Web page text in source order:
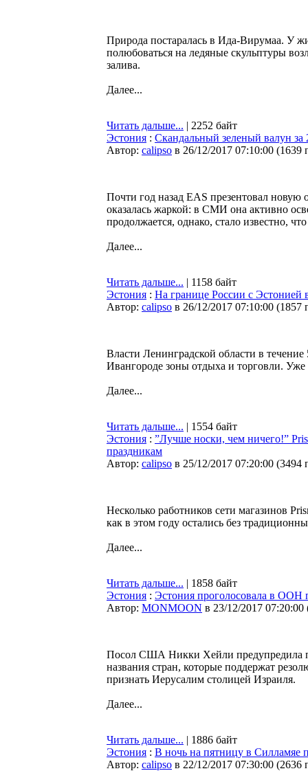
Природа постаралась в Ида-Вирумаа. У
полюбоваться на ледяные скульптуры
залива.
Далее...
Читать дальше... | 2252 байт
Эстония : Скандальный зеленый валун
Автор: calipso в 26/12/2017 07:10:00 (1639
Почти год назад EAS презентовал новую
оказалась жаркой: в СМИ она активно
продолжается, однако, стало известно,
Далее...
Читать дальше... | 1158 байт
Эстония : На границе России с Эстонией
Автор: calipso в 26/12/2017 07:10:00 (1857
Власти Ленинградской области в
Ивангороде зоны отдыха и торговли. Уже
Далее...
Читать дальше... | 1554 байт
Эстония : ”Лучше носки, чем ничего!”
праздникам
Автор: calipso в 25/12/2017 07:20:00 (3494
Несколько работников сети магазинов
как в этом году остались без
Далее...
Читать дальше... | 1858 байт
Эстония : Эстония проголосовала в ООН
Автор: MONMOON в 23/12/2017 07:20:00
Посол США Никки Хейли предупредила
названия стран, которые поддержат
признать Иерусалим столицей Израиля.
Далее...
Читать дальше... | 1886 байт
Эстония : В ночь на пятницу в Силламяе
Автор: calipso в 22/12/2017 07:30:00 (2636